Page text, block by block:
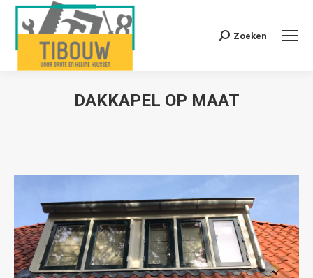
Zoeken:
Zoeken
DAKKAPEL OP MAAT